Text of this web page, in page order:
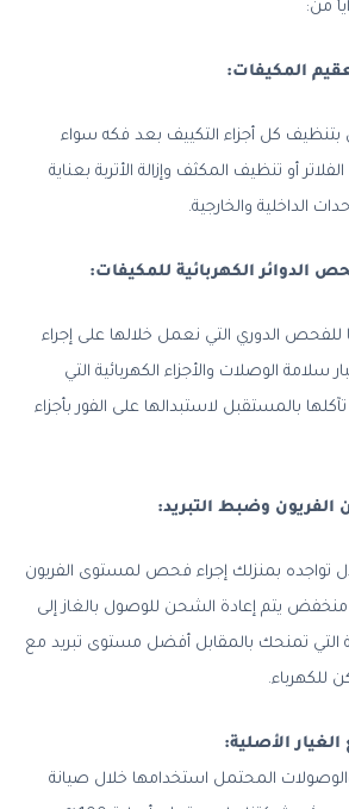
من:
المكيفات:
بتنظيف كل أجزاء التكييف بعد فكه سواء
أو تنظيف المكثف وإزالة الأتربة بعناية
الداخلية والخارجية.
الدوائر الكهربائية للمكيفات:
الدوري التي نعمل خلالها على إجراء
الوصلات والأجزاء الكهربائية التي
بالمستقبل لاستبدالها على الفور بأجزاء
الفريون وضبط التبريد:
تواجده بمنزلك إجراء فحص لمستوى الفريون
يتم إعادة الشحن للوصول بالغاز إلى
التي تمنحك بالمقابل أفضل مستوى تبريد مع
للكهرباء.
الأصلية:
المحتمل استخدامها خلال صيانة